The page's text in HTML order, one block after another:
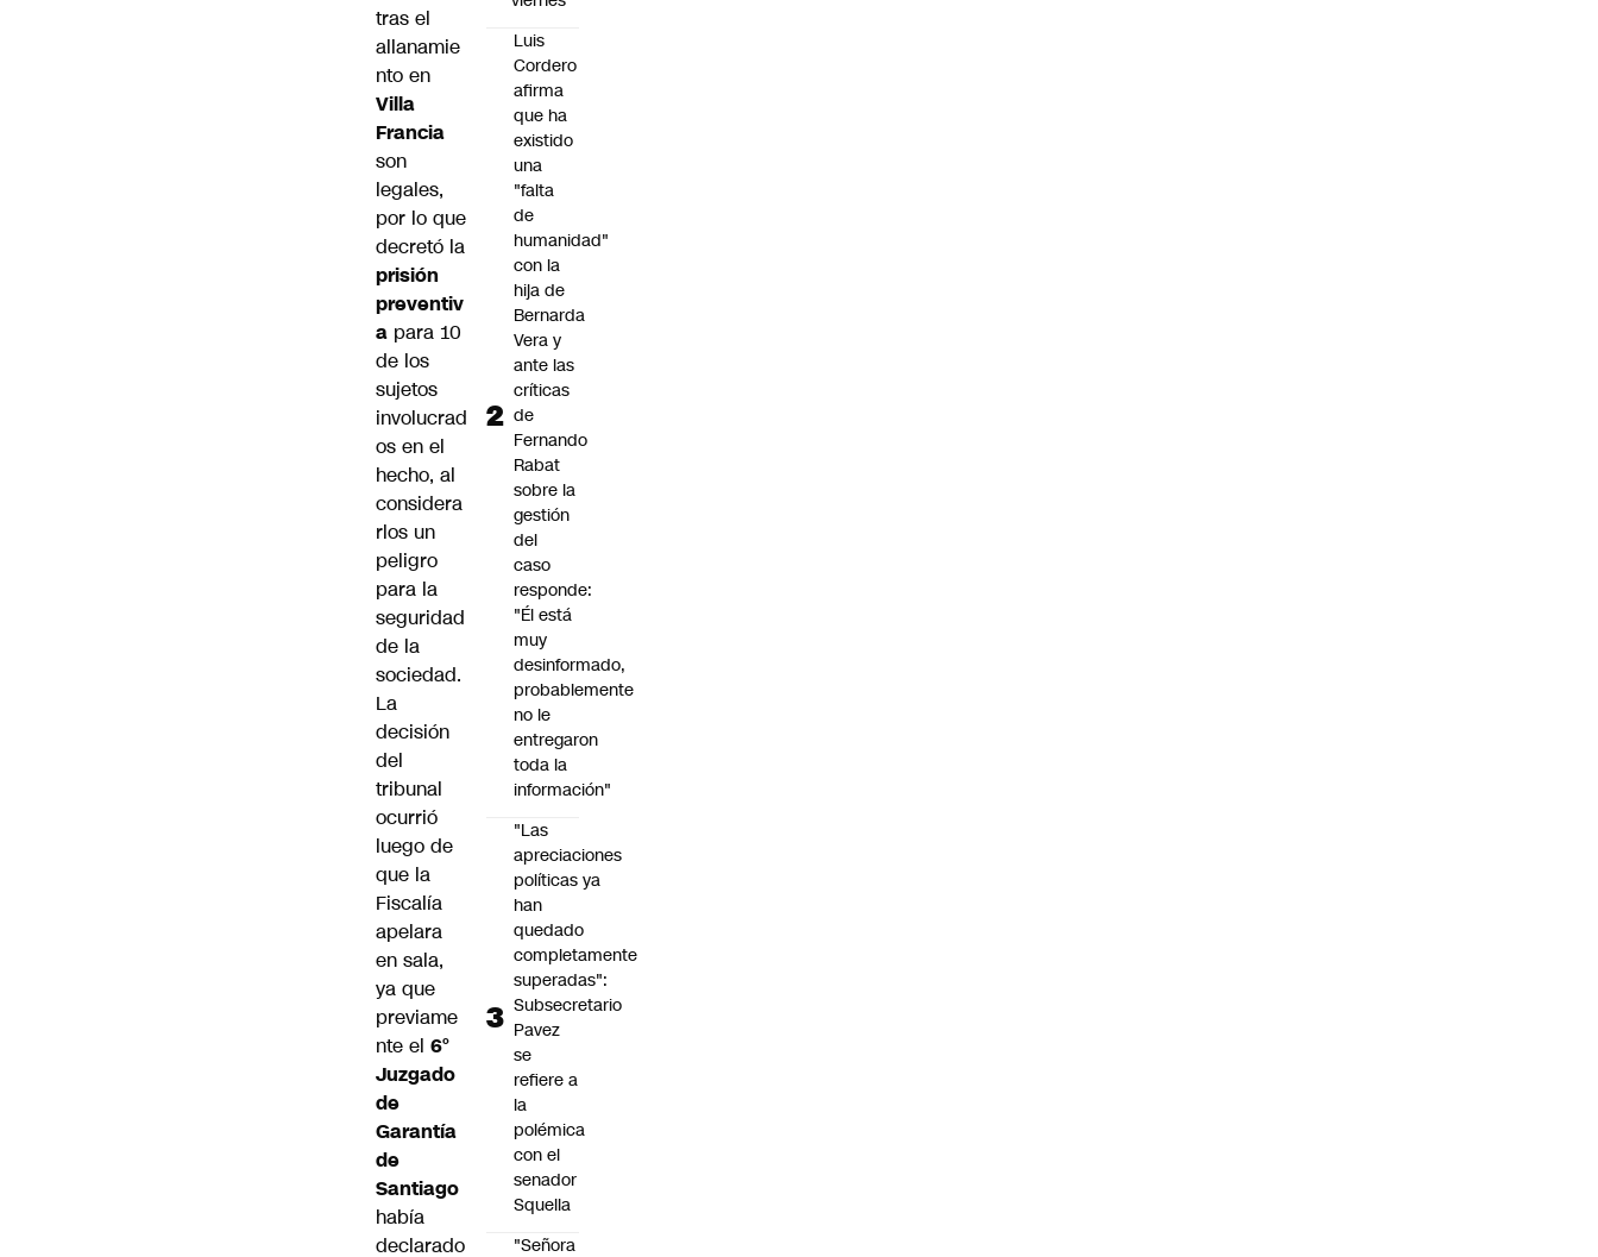
tras el
allanamie
nto en
Villa
Francia
son
legales,
por lo que
decretó la
prisión
preventiv
a para 10
de los
sujetos
involucrad
os en el
hecho, al
considera
rlos un
peligro
para la
seguridad
de la
sociedad.
La
decisión
del
tribunal
ocurrió
luego de
que la
Fiscalía
apelara
en sala,
ya que
previame
nte el 6°
Juzgado
de
Garantía
de
Santiago
había
declarado
Luis
Cordero
afirma
que ha
existido
una
"falta
de
humanidad"
con la
hija de
Bernarda
Vera y
ante las
críticas
de
Fernando
Rabat
sobre la
gestión
del
caso
responde:
"Él está
muy
desinformado,
probablemente
no le
entregaron
toda la
información"
"Las
apreciaciones
políticas ya
han
quedado
completamente
superadas":
Subsecretario
Pavez
se
refiere a
la
polémica
con el
senador
Squella
"Señora